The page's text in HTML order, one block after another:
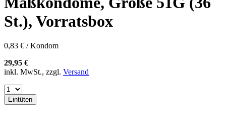
60F
60G
60H
60K
60L
64E
64F
64L
64M
St.), Vorratsbox
0,83 € / Kondom
29,95 €
inkl. MwSt., zzgl. Versand
Eintüten